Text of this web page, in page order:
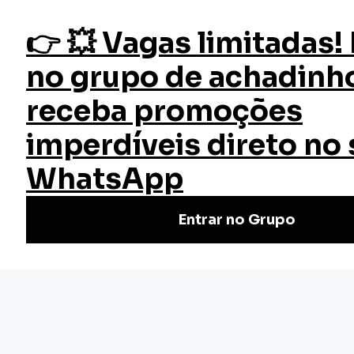
fazer login
Início Cursos Cursos Gratuitos
Copywriting e Marketing de Conteúdo
Curso Copywriting e Marketing
de Conteúdo
Aprenda copywriting e marketing de conteúdo grátis e
online! Domine técnicas de escrita persuasiva e crie